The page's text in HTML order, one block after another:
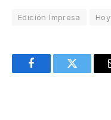
Edición Impresa Hoy
FacebookTwitter